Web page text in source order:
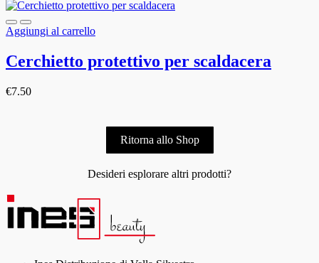
Aggiungi al carrello
Cerchietto protettivo per scaldacera
€7.50
Ritorna allo Shop
Desideri esplorare altri prodotti?